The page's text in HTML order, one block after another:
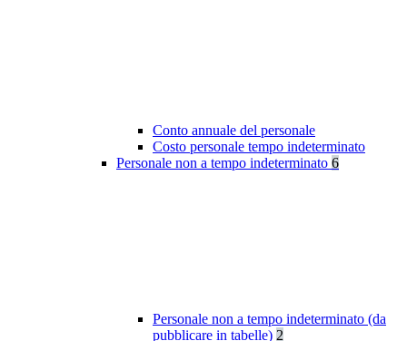
Conto annuale del personale
Costo personale tempo indeterminato
Personale non a tempo indeterminato 6
Personale non a tempo indeterminato (da
pubblicare in tabelle) 2